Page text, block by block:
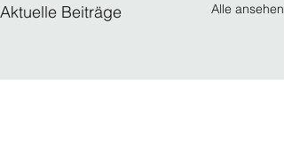
Aktuelle Beiträge Alle ansehen